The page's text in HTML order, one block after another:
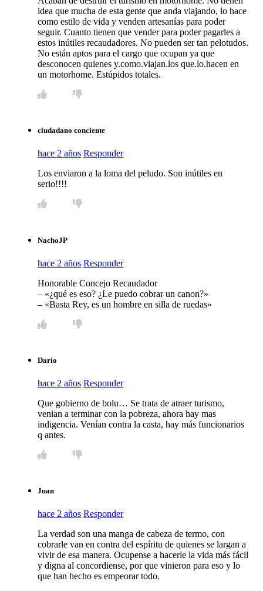
idea que mucha de esta gente que anda viajando, lo hace
como estilo de vida y venden artesanías para poder
seguir. Cuanto tienen que vender para poder pagarles a
estos inútiles recaudadores. No pueden ser tan pelotudos.
No están aptos para el cargo que ocupan ya que
desconocen quienes y.como.viajan.los que.lo.hacen en
un motorhome. Estúpidos totales.
ciudadano conciente
hace 2 años Responder
Los enviaron a la loma del peludo. Son inútiles en
serio!!!!
NachoJP
hace 2 años Responder
Honorable Concejo Recaudador
– «¿qué es eso? ¿Le puedo cobrar un canon?»
– «Basta Rey, es un hombre en silla de ruedas»
Darío
hace 2 años Responder
Que gobierno de bolu… Se trata de atraer turismo,
venian a terminar con la pobreza, ahora hay mas
indigencia. Venían contra la casta, hay más funcionarios
q antes.
Juan
hace 2 años Responder
La verdad son una manga de cabeza de termo, con
cobrarle van en contra del espíritu de quienes se largan a
vivir de esa manera. Ocupense a hacerle la vida más fácil
y digna al concordiense, por que vinieron para eso y lo
que han hecho es empeorar todo.